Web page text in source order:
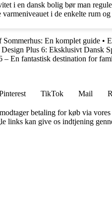
i en dansk bolig bør man
i de enkelte rum
Sommerhus: En komplet guide •
Plus 6: Eksklusivt Dansk
– En fantastisk destination for
TikTok Mail
betaling for køb via vores
links kan give os indtjening